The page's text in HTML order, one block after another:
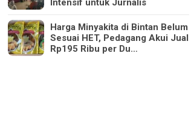
Intensif untuk Jurnalis
Harga Minyakita di Bintan Belum
Sesuai HET, Pedagang Akui Jual
Rp195 Ribu per Du…